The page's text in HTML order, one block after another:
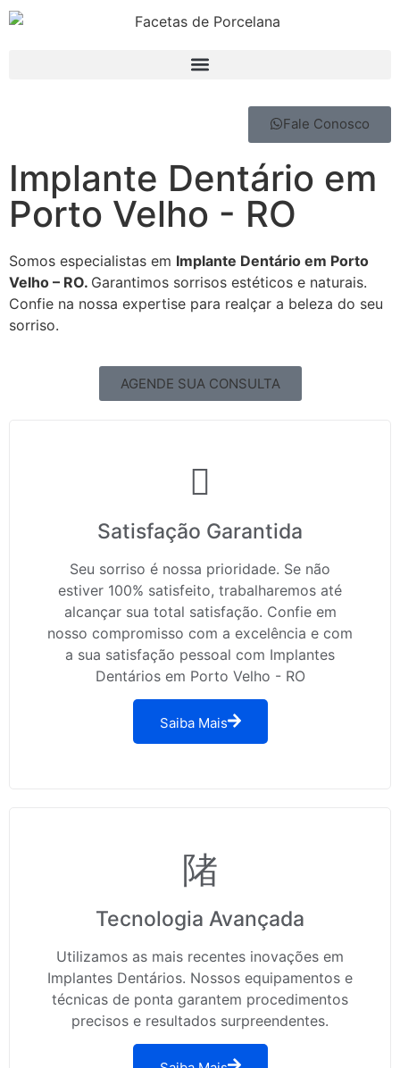
Fale Conosco
Implante Dentário em
Porto Velho - RO
Somos especialistas em Implante Dentário em Porto
Velho – RO. Garantimos sorrisos estéticos e naturais.
Confie na nossa expertise para realçar a beleza do seu
sorriso.
AGENDE SUA CONSULTA
Satisfação Garantida
Seu sorriso é nossa prioridade. Se não
estiver 100% satisfeito, trabalharemos até
alcançar sua total satisfação. Confie em
nosso compromisso com a excelência e com
a sua satisfação pessoal com Implantes
Dentários em Porto Velho - RO
Saiba Mais
Tecnologia Avançada
Utilizamos as mais recentes inovações em
Implantes Dentários. Nossos equipamentos e
técnicas de ponta garantem procedimentos
precisos e resultados surpreendentes.